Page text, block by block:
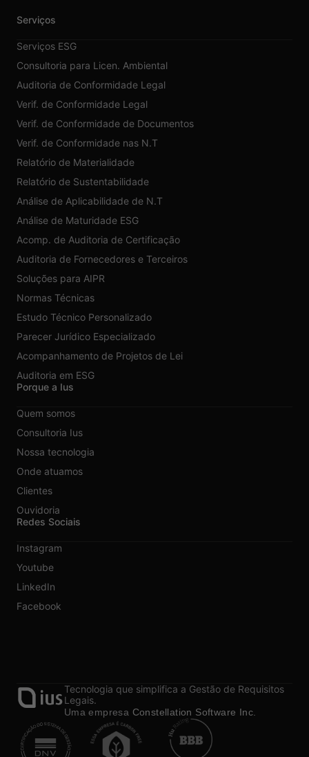
Serviços
Serviços ESG
Consultoria para Licen. Ambiental
Auditoria de Conformidade Legal
Verif. de Conformidade Legal
Verif. de Conformidade de Documentos
Verif. de Conformidade nas N.T
Relatório de Materialidade
Relatório de Sustentabilidade
Análise de Aplicabilidade de N.T
Análise de Maturidade ESG
Acomp. de Auditoria de Certificação
Auditoria de Fornecedores e Terceiros
Soluções para AIPR
Normas Técnicas
Estudo Técnico Personalizado
Parecer Jurídico Especializado
Acompanhamento de Projetos de Lei
Auditoria em ESG
Porque a Ius
Quem somos
Consultoria Ius
Nossa tecnologia
Onde atuamos
Clientes
Ouvidoria
Redes Sociais
Instagram
Youtube
LinkedIn
Facebook
Tecnologia que simplifica a Gestão de Requisitos
Legais.
Uma empresa Constellation Software Inc.